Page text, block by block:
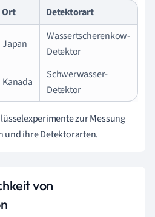
Ort Detektorart
Japan
Wassertscherenkow-
Detektor
Kanada
Schwerwasser-
Detektor
zur Messung
und ihre Detektorarten.
von